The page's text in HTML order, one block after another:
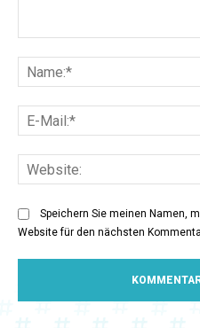
Speichern Sie meinen Namen,
Website für den nächsten